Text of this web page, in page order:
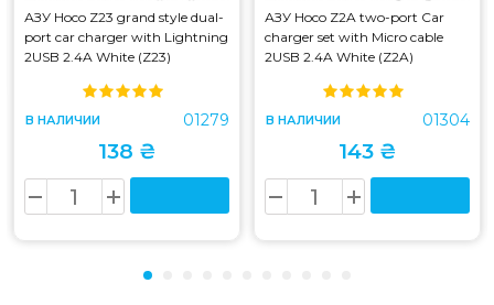
АЗУ Hoco Z23 grand style dual-
port car charger with Lightning
2USB 2.4A White (Z23)
В НАЛИЧИИ 01279
138 ₴
АЗУ Hoco Z2A two-port Car
charger set with Micro cable
2USB 2.4A White (Z2A)
В НАЛИЧИИ 01304
143 ₴